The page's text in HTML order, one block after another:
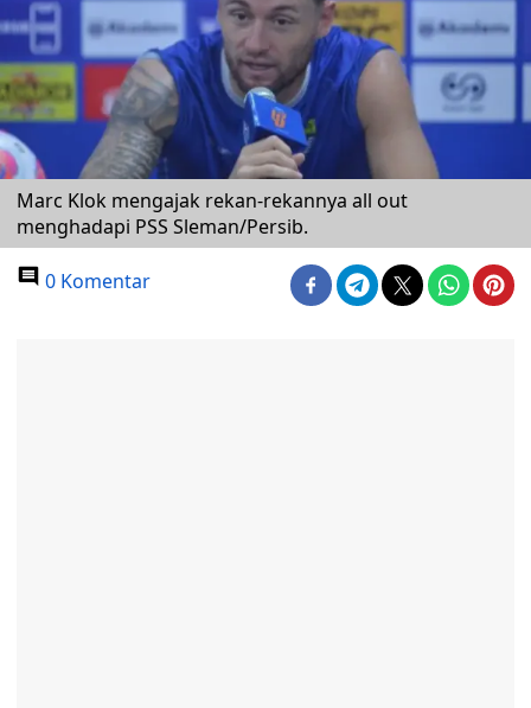
Marc Klok mengajak rekan-rekannya all out
menghadapi PSS Sleman/Persib.
0 Komentar